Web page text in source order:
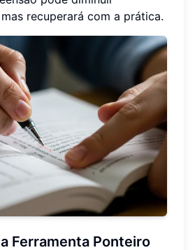
recuperará com a prática.
Ferramenta Ponteiro